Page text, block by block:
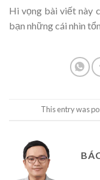
Hi vọng bài viết này
bạn những cái nhìn
This entry was